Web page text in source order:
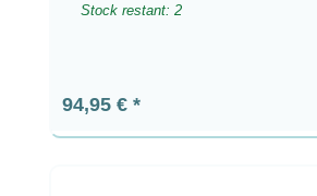
Stock restant: 2
Prix régulier :
94,95 €